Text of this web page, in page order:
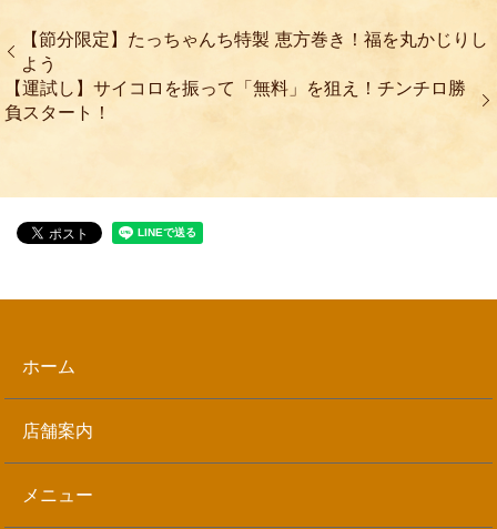
【節分限定】たっちゃんち特製 恵方巻き！福を丸かじりし
よう
【運試し】サイコロを振って「無料」を狙え！チンチロ勝
負スタート！
ホーム
店舗案内
メニュー